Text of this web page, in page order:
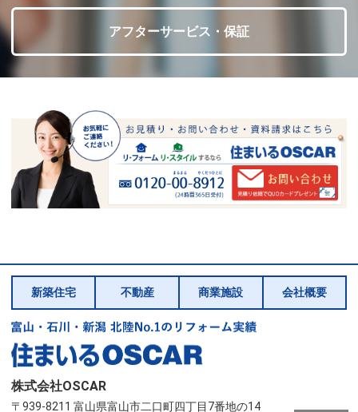
アフターサービス・保証
新築住宅 不動産 商業施設 会社概要
株式会社OSCAR
〒939-8211 富山県富山市二口町四丁目7番地の14